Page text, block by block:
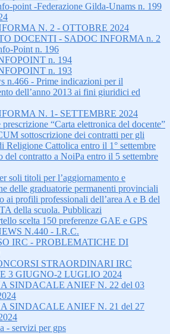
point -Federazione Gilda-Unams n. 199
N. 2 - OTTOBRE 2024
DOCENTI - SADOC INFORMA n. 2
Point n. 196
n. 194
n. 193
n.466 - Prime indicazioni per il
dell’anno 2013 ai fini giuridici ed
N. 1- SETTEMBRE 2024
“Carta elettronica del docente”
sottoscrizione dei contratti per gli
Religione Cattolica entro il 1° settembre
del contratto a NoiPa entro il 5 settembre
soli titoli per l’aggiornamento e
delle graduatorie permanenti provinciali
ai profili professionali dell’area A e B del
della scuola. Pubblicazi
scelta 150 preferenze GAE e GPS
N.440 - I.R.C.
IRC - PROBLEMATICHE DI
STRAORDINARI IRC
3 GIUGNO-2 LUGLIO 2024
SINDACALE ANIEF N. 22 del 03
SINDACALE ANIEF N. 21 del 27
- servizi per gps